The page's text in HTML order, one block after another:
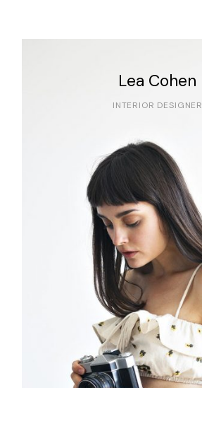
Lea Cohen
INTERIOR DESIGNER